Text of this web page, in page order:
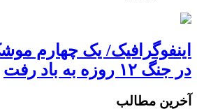
اینفوگرافیک/ یک چهارم
در جنگ ۱۲ روزه به باد رفت
آخرین مطالب